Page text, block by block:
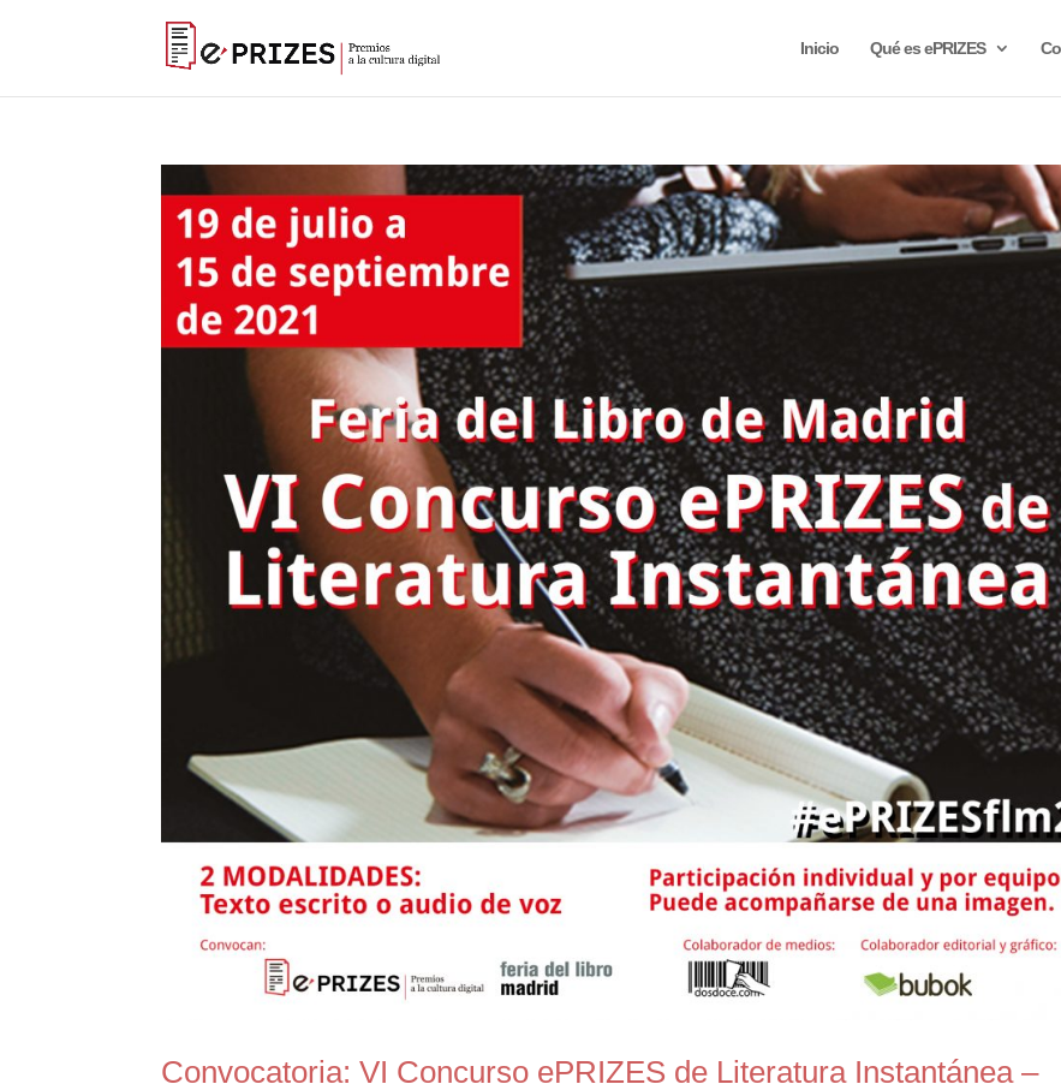
Inicio Qué es ePRIZES
Convocatoria: VI Concurso ePRIZES de Literatura Instantánea –